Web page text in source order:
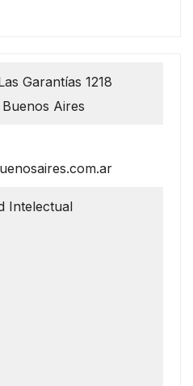
Garantías 1218
Aires
Intelectual